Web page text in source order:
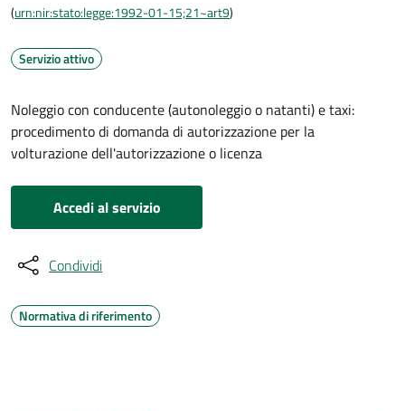
(urn:nir:stato:legge:1992-01-15;21~art9)
Servizio attivo
Noleggio con conducente (autonoleggio o natanti) e taxi:
procedimento di domanda di autorizzazione per la
volturazione dell'autorizzazione o licenza
Accedi al servizio
Condividi
Normativa di riferimento